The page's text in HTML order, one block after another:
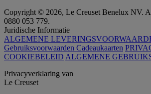
Copyright © 2026, Le Creuset Benelux NV.
0880 053 779.
Juridische Informatie
ALGEMENE
Gebruiksvoorwaarden Cadeaukaarten
COOKIEBELEID ALGEMENE
Privacyverklaring van
Le Creuset